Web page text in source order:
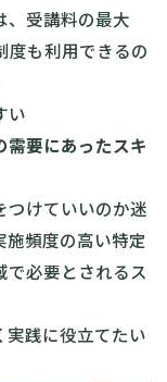
、受講料の最大
度も利用できるの
い
需要にあったスキ
つけていいのか迷
頻度の高い特定
で必要とされるス
実践に役立てたい